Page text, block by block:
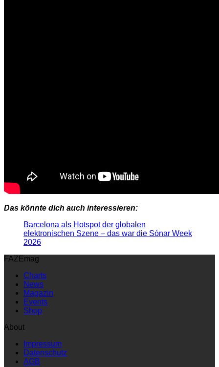
Das könnte dich auch interessieren:
Barcelona als Hotspot der globalen
elektronischen Szene – das war die Sónar Week
2026
FAZEmag
Charts
News
Magazin
Events
Shop
About
Impressum
Datenschutz
AGB